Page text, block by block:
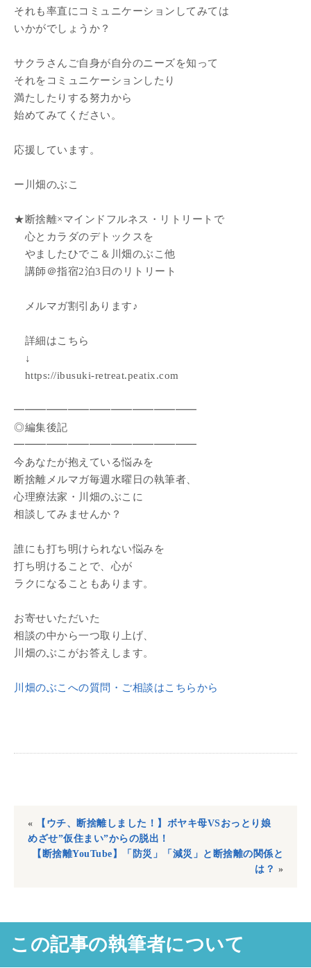
それも率直にコミュニケーションしてみては
いかがでしょうか？
サクラさんご自身が自分のニーズを知って
それをコミュニケーションしたり
満たしたりする努力から
始めてみてください。
応援しています。
ー川畑のぶこ
★断捨離×マインドフルネス・リトリートで
心とカラダのデトックスを
やましたひでこ＆川畑のぶこ他
講師＠指宿2泊3日のリトリート
メルマガ割引あります♪
詳細はこちら
↓
https://ibusuki-retreat.peatix.com
━━━━━━━━━━━━━━━━━
◎編集後記
━━━━━━━━━━━━━━━━━
今あなたが抱えている悩みを
断捨離メルマガ毎週水曜日の執筆者、
心理療法家・川畑のぶこに
相談してみませんか？
誰にも打ち明けられない悩みを
打ち明けることで、心が
ラクになることもあります。
お寄せいただいた
相談の中から一つ取り上げ、
川畑のぶこがお答えします。
川畑のぶこへの質問・ご相談はこちらから
«
【ウチ、断捨離しました！】ボヤキ母VSおっとり娘
めざせ”仮住まい”からの脱出！
【断捨離YouTube】「防災」「減災」と断捨離の関係と
は？ »
この記事の執筆者について